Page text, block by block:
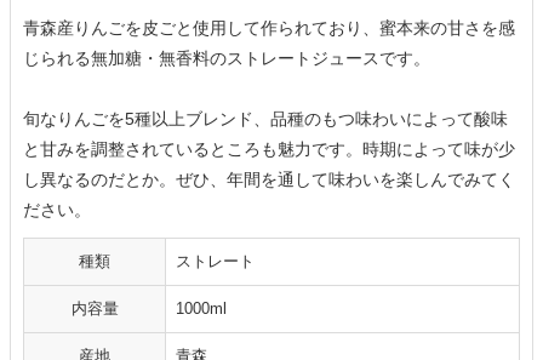
青森産りんごを皮ごと使用して作られており、蜜本来の甘さを感
じられる無加糖・無香料のストレートジュースです。
旬なりんごを5種以上ブレンド、品種のもつ味わいによって酸味
と甘みを調整されているところも魅力です。時期によって味が少
し異なるのだとか。ぜひ、年間を通して味わいを楽しんでみてく
ださい。
種類 ストレート
内容量 1000ml
産地 青森